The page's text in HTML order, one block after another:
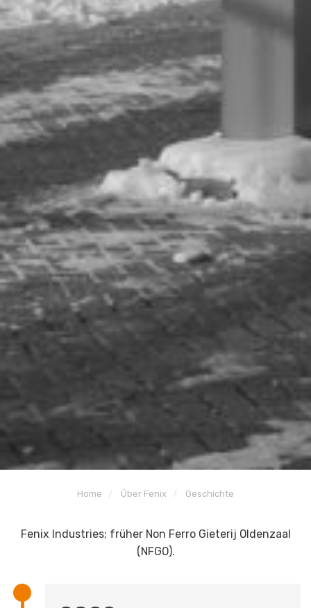
Home Über Fenix Geschichte
Fenix Industries; früher Non Ferro Gieterij Oldenzaal
(NFGO).